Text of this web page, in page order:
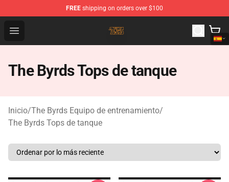
FREE shipping on orders over $100
Open menu
The Byrds Store - Official The Byrds Merchandise Shop
The Byrds Tops de tanque
Inicio/The Byrds Equipo de entrenamiento/
The Byrds Tops de tanque